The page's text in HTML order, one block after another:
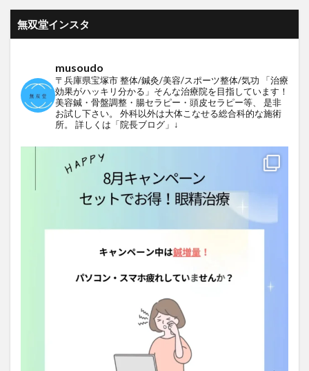
無双堂インスタ
musoudo
〒兵庫県宝塚市整体/鍼灸/美容/スポーツ整体/気功 「治療
効果がハッキリ分かる」そんな治療院を目指しています！
美容鍼・骨盤調整・腸セラピー・頭皮セラピー等、
是非
お試し下さい。
外科以外は大体こなせる総合科的な施術
所。
詳しくは「院長ブログ」↓